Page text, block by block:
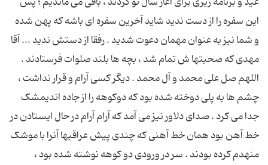
این سفره را از دست ندید شاید آخرین سفره ای باشه که پهن شده
و شما نیز به عنوان مهمان دعوت شدید . رفقا از دستش ندید ... آقا
مهدی که صحبتها ش تمام شد ، بچه ها بلند صلوات فرستادند .
اللهم صل علی محمد و آل محمد . دیگر کسی آرام و قرار نداشت ،
چشم ها به پلی دوخته شده بود که دوکوهه را از جاده اندیمشک
جدا می کرد . صدای دلاور نیز می آمد که آرام آرام در حال ایستادن در
خط آهن بود همان خط آهنی که چندی پیش عراقیها آنرا با موشک
منهدم کرده بودند . سر در ورودی دو کوهه نوشته شده بود ،